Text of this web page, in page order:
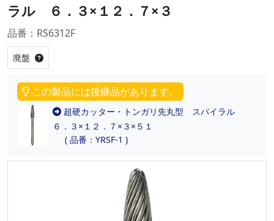
ラル ６．３×１２．７×３
品番：RS6312F
廃盤
この製品には後継品があります。
超硬カッター・トンガリ先丸型 スパイラル
６．３×１２．７×３×５１
( 品番：YRSF-1 )